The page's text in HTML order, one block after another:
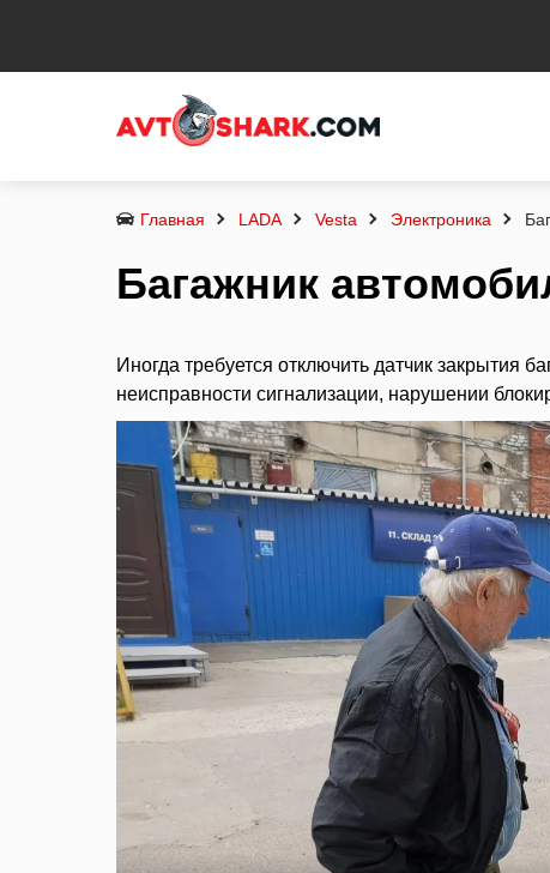
Главная LADA Vesta Электроника
Багажник
Иногда требуется отключить датчик закрытия
неисправности сигнализации, нарушении